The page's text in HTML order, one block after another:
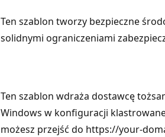
Ten szablon tworzy bezpieczne
solidnymi ograniczeniami
Ten szablon wdraża dostawcę
Windows w konfiguracji
możesz przejść do https://your-